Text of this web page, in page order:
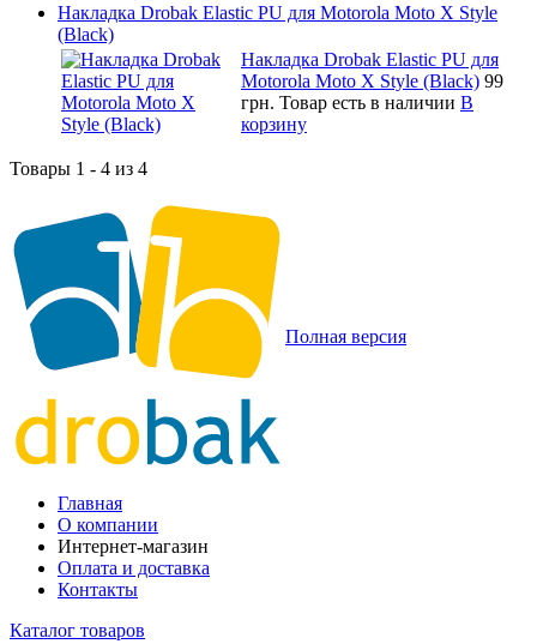
Накладка Drobak Elastic PU для Motorola Moto X Style
(Black)
Накладка Drobak Elastic PU для
Motorola Moto X Style (Black) 99
грн. Товар есть в наличии В
корзину
Товары 1 - 4 из 4
Полная версия
Главная
О компании
Интернет-магазин
Оплата и доставка
Контакты
Каталог товаров